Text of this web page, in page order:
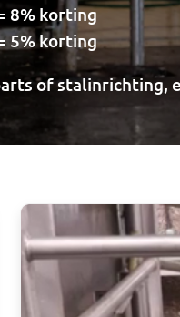
8% korting
5% korting
of stalinrichting,